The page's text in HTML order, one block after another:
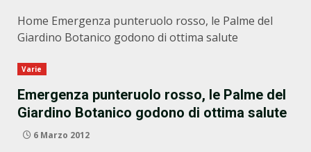
Home Emergenza punteruolo rosso, le Palme del
Giardino Botanico godono di ottima salute
Varie
Emergenza punteruolo rosso, le Palme del
Giardino Botanico godono di ottima salute
6 Marzo 2012